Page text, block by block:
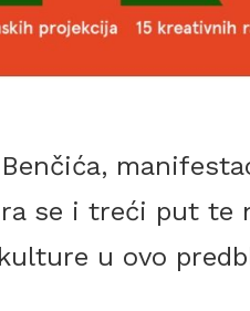
se i treći put te
u ovo